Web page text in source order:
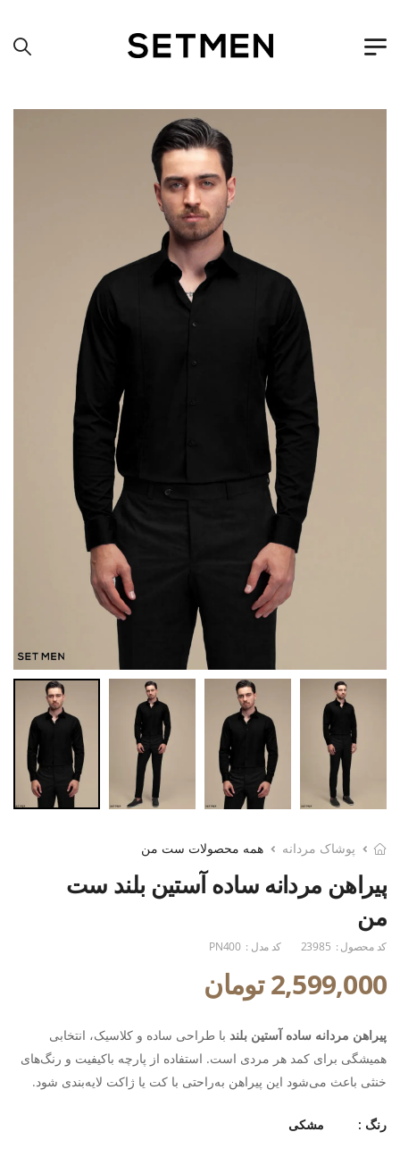
پوشاک مردانه همه محصولات ست من
پیراهن مردانه ساده آستین بلند ست
من
کد محصول : 23985 کد مدل : PN400
2,599,000 تومان
پیراهن مردانه ساده آستین بلند با طراحی ساده و کلاسیک، انتخابی
همیشگی برای کمد هر مردی است. استفاده از پارچه باکیفیت و رنگ‌های
خنثی باعث می‌شود این پیراهن به‌راحتی با کت یا ژاکت لایه‌بندی شود.
رنگ : مشکی